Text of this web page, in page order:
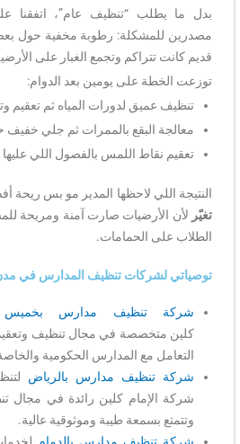
بدل ما يطلب “تنظيف عام”، اتفقنا
مصدرين للمشكلة: رطوبة مخفية حول
قديم كانت تتراكم وتجمع الغبار على
توزعت الخطة على يومين بعد الدوام:
تنظيف عميق لدورات المياه ثم تعقيم
معالجة البقع بالممرات ثم جلي
تعقيم نقاط اللمس بالفصول اللي عليها
النتيجة اللي لاحظها المدير مو بس ريحة
تغيّر لأن الأرضيات صارت آمنة ومريحة
الطلاب على الحمامات.
توصياتي لشركات تنظيف المدارس في
شركة تنظيف مدارس
كلين متخصصة في مجال تنظيف
التعامل مع المدارس الحكومية
شركة تنظيف مدارس بالرياض
شركة الإمام كلين رائدة في مجال
وتتمتع بسمعة طيبة وموثوقية عالية.